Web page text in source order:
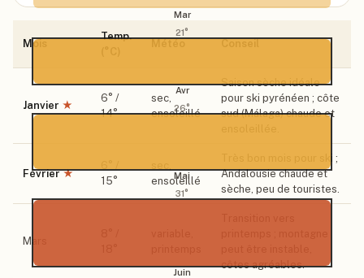
Mar
21°
Avr
26°
Mai
31 °
Juin
Mois
Temp.
Janvier ★
6° /
14°
sec,
ensoleillé
Saison sèche idéale
pour ski pyrénéen ; côte
sud (Málaga) chaude et
Février ★
15°
ensoleillé
Très bon mois pour ski ;
Andalousie chaude et
sèche, peu de touristes.
Mars
côtes agréables.